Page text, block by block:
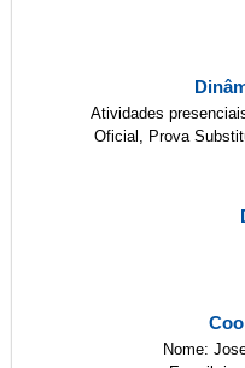
Atividades
Oficial, Prova
Nome: